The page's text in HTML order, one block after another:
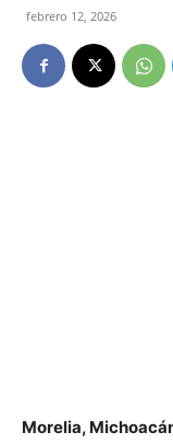
febrero 12, 2026
Morelia,